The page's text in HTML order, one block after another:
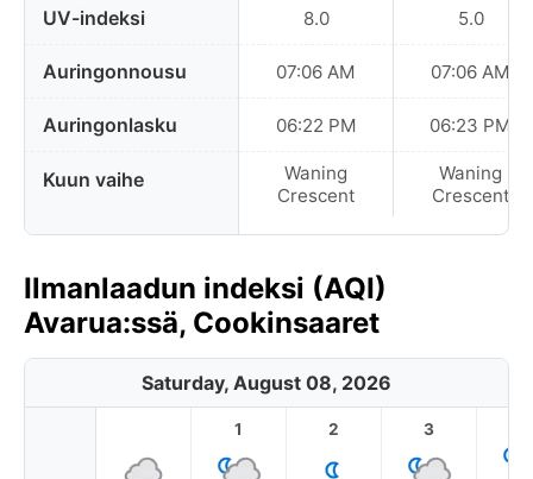
UV-indeksi
Auringonnousu
Auringonlasku
Kuun vaihe
8.0
07:06 AM
06:22 PM
Waning
Crescent
5.0
07:06 AM
06:23 PM
Waning
Crescent
Ilmanlaadun indeksi (AQI)
Avarua:ssä, Cookinsaaret
Saturday, August 08, 2026
1 2 3